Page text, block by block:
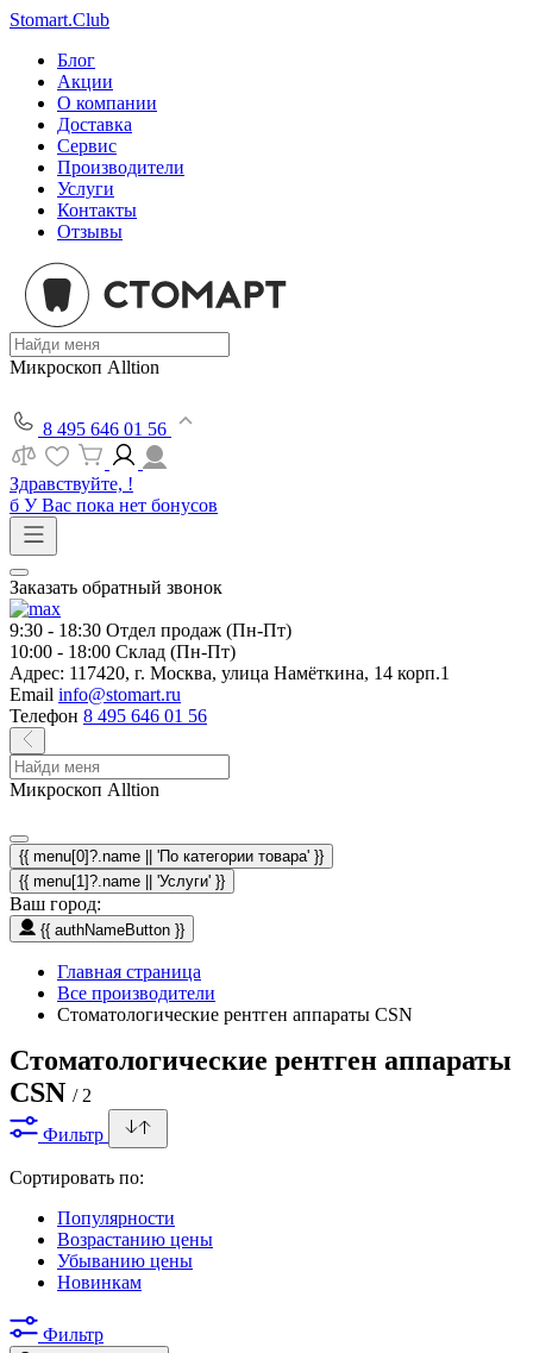
Stomart.Club
Блог
Акции
О компании
Доставка
Сервис
Производители
Услуги
Контакты
Отзывы
Микроскоп Alltion
8 495 646 01 56
Здравствуйте, !
б У Вас пока нет бонусов
Заказать обратный звонок
9:30 - 18:30 Отдел продаж (Пн-Пт)
10:00 - 18:00 Склад (Пн-Пт)
Адрес: 117420, г. Москва, улица Намёткина, 14 корп.1
Email info@stomart.ru
Телефон 8 495 646 01 56
Микроскоп Alltion
{{ menu[0]?.name || 'По категории товара' }}
{{ menu[1]?.name || 'Услуги' }}
Ваш город:
{{ authNameButton }}
Главная страница
Все производители
Стоматологические рентген аппараты CSN
Стоматологические рентген аппараты
CSN / 2
Фильтр
Сортировать по:
Популярности
Возрастанию цены
Убыванию цены
Новинкам
Фильтр